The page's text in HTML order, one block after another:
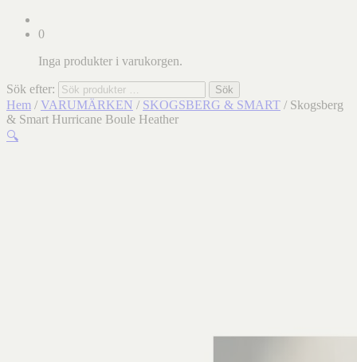
0
Inga produkter i varukorgen.
Sök efter: Sök
Hem / VARUMÄRKEN / SKOGSBERG & SMART / Skogsberg
& Smart Hurricane Boule Heather
🔍